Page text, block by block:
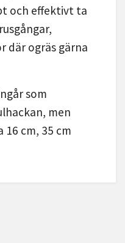
och effektivt ta
där ogräs gärna
som
men
cm, 35 cm